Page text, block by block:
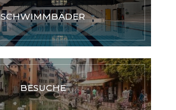
SCHWIMMBÄDER
BESUCHE